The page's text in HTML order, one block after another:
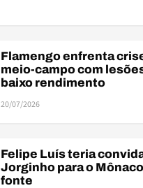
DESFALQUES
Flamengo enfrenta
meio-campo com
baixo rendimento
20/07/2026
ELENCO
Felipe Luís teria
Jorginho para o
fonte